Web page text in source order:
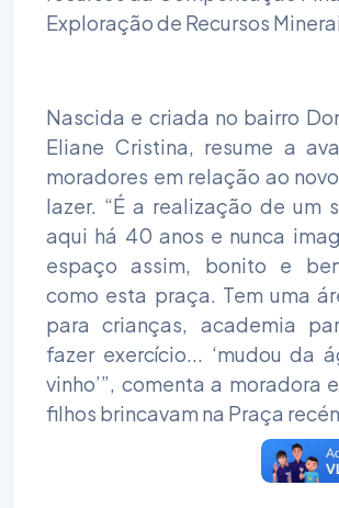
Exploração de Recursos
Nascida e criada no bairro
Eliane Cristina, resume a
moradores em relação ao
lazer. “É a realização de um
aqui há 40 anos e nunca
espaço assim, bonito e
como esta praça. Tem uma
para crianças, academia
fazer exercício... ‘mudou da
vinho’”, comenta a moradora
filhos brincavam na Praça